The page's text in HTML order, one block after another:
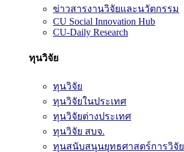
ข่าวสารงานวิจัยและนวัตกรรม
CU Social Innovation Hub
CU-Daily Research
ทุนวิจัย
ทุนวิจัย
ทุนวิจัยในประเทศ
ทุนวิจัยต่างประเทศ
ทุนวิจัย สบจ.
ทุนสนับสนุนยุทธศาสตร์การวิจัย